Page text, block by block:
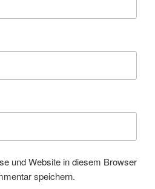
und Website in diesem Browser
speichern.